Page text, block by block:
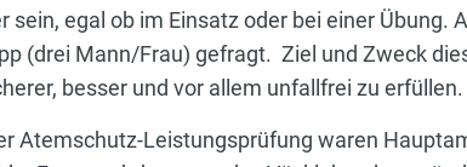
sein, egal ob im Einsatz oder bei einer Übung.
(drei Mann/Frau) gefragt. Ziel und Zweck
besser und vor allem unfallfrei zu erfüllen.
Atemschutz-Leistungsprüfung waren